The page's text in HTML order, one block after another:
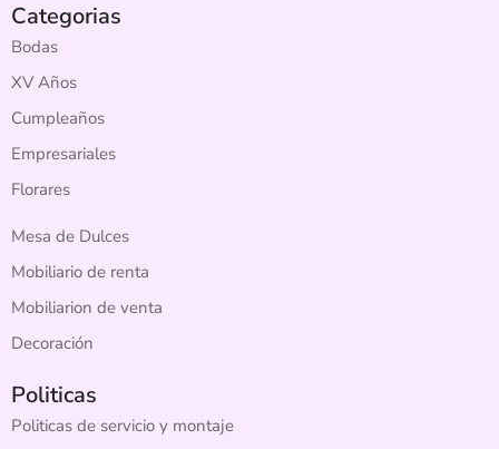
Categorias
Bodas
XV Años
Cumpleaños
Empresariales
Florares
Mesa de Dulces
Mobiliario de renta
Mobiliarion de venta
Decoración
Politicas
Politicas de servicio y montaje